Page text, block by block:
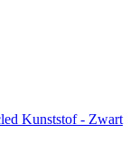
Kunststof - Zwart